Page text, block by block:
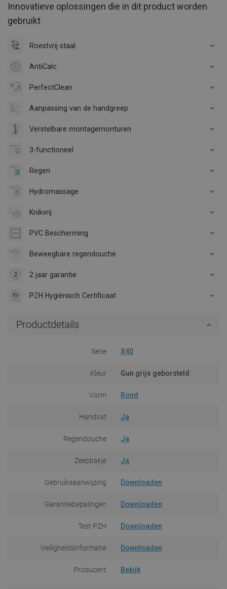
Innovatieve oplossingen die in dit product worden
gebruikt
Roestvrij staal
AntiCalc
PerfectClean
Aanpassing van de handgreep
Verstelbare montagemonturen
3-functioneel
Regen
Hydromassage
Knikvrij
PVC Bescherming
Beweegbare regendouche
2 jaar garantie
PZH Hygiënisch Certificaat
Productdetails
Serie X40
Kleur Gun grijs geborsteld
Vorm Rond
Handvat Ja
Regendouche Ja
Zeepbakje Ja
Gebruiksaanwijzing Downloaden
Garantiebepalingen Downloaden
Test PZH Downloaden
Veiligheidsinformatie Downloaden
Producent Bekijk